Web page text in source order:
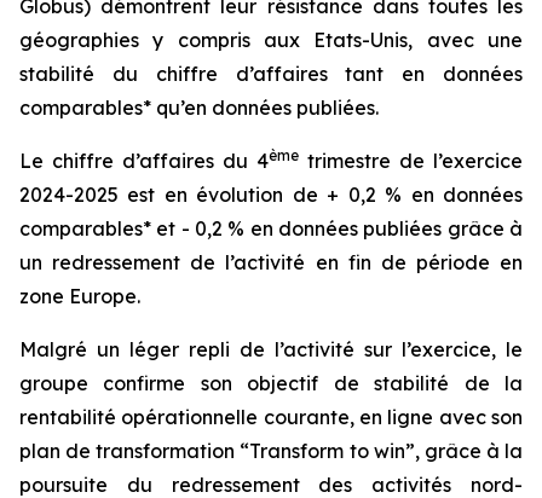
Globus) démontrent leur résistance dans toutes les
géographies y compris aux Etats-Unis, avec une
stabilité du chiffre d’affaires tant en données
comparables* qu’en données publiées.
Le chiffre d’affaires du 4ème trimestre de l’exercice
2024-2025 est en évolution de + 0,2 % en données
comparables* et - 0,2 % en données publiées grâce à
un redressement de l’activité en fin de période en
zone Europe.
Malgré un léger repli de l’activité sur l’exercice, le
groupe confirme son objectif de stabilité de la
rentabilité opérationnelle courante, en ligne avec son
plan de transformation “Transform to win”, grâce à la
poursuite du redressement des activités nord-